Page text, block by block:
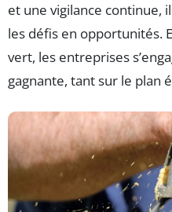
et une vigilance continue,
les défis en opportunités.
vert, les entreprises
gagnante, tant sur le plan